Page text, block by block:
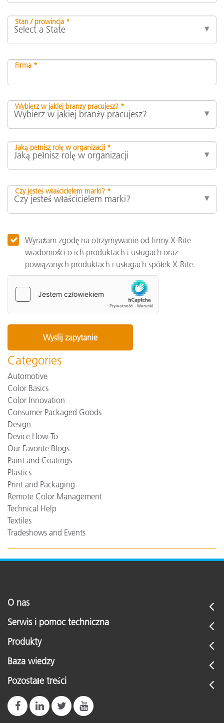
Stan / prowincja *
Firma *
Wybierz w jakiej branży pracujesz? *
Jaką pełnisz rolę w organizacji *
Czy jesteś właścicielem marki? *
Wyrażam zgodę na otrzymywanie od firmy X-Rite
wiadomości o ich produktach i usługach oraz
powiązanych produktach i usługach spółek X-Rite.
Categories
Automotive
Color Basics
Color Innovation
Consumer Packaged Goods
Design
Device How-To
Our Favorite Blogs
Paint and Coatings
Plastics
Print and Packaging
Remote Color Management
Technical Help
Textiles
Tradeshows and Events
O nas
Serwis i pomoc techniczna
Produkty
Baza wiedzy
Pozostałe treści